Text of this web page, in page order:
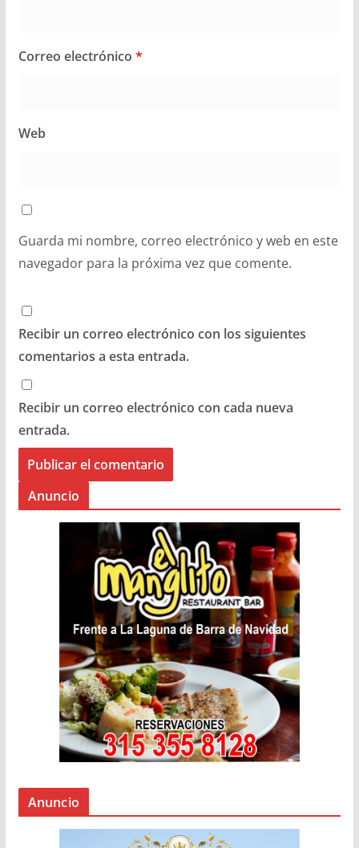
Correo electrónico *
Web
Guarda mi nombre, correo electrónico y web en este
navegador para la próxima vez que comente.
Recibir un correo electrónico con los siguientes
comentarios a esta entrada.
Recibir un correo electrónico con cada nueva
entrada.
Anuncio
Anuncio